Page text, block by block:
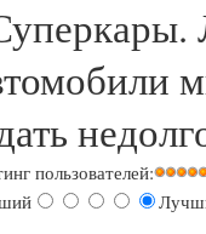
пользователей: